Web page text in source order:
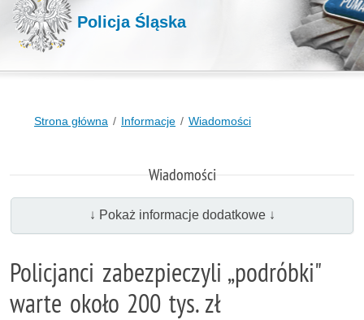
Policja Śląska
Strona główna Informacje Wiadomości
Wiadomości
↓ Pokaż informacje dodatkowe ↓
Policjanci zabezpieczyli „podróbki"
warte około 200 tys. zł